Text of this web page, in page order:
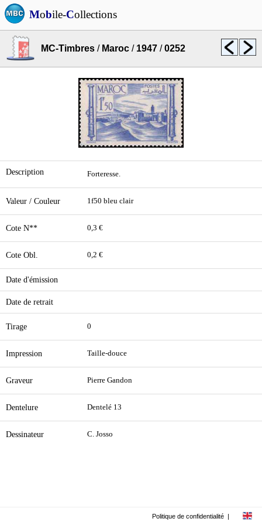
Mobile-Collections
MC-Timbres / Maroc / 1947 /0252
Description Forteresse.
Valeur / Couleur 1f50 bleu clair
Cote N** 0,3 €
Cote Obl. 0,2 €
Date d'émission
Date de retrait
Tirage 0
Impression Taille-douce
Graveur Pierre Gandon
Dentelure Dentelé 13
Dessinateur C. Josso
Politique de confidentialité |